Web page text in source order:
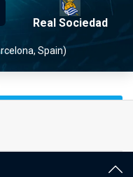
Real Sociedad
Spain)